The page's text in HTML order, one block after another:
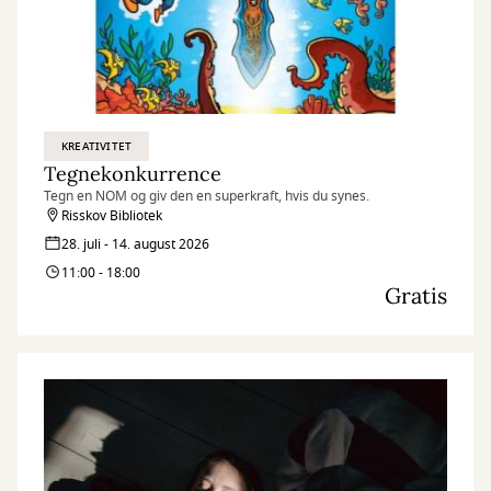
KREATIVITET
Tegnekonkurrence
Tegn en NOM og giv den en superkraft, hvis du synes.
Risskov Bibliotek
28. juli - 14. august 2026
11:00 - 18:00
Gratis